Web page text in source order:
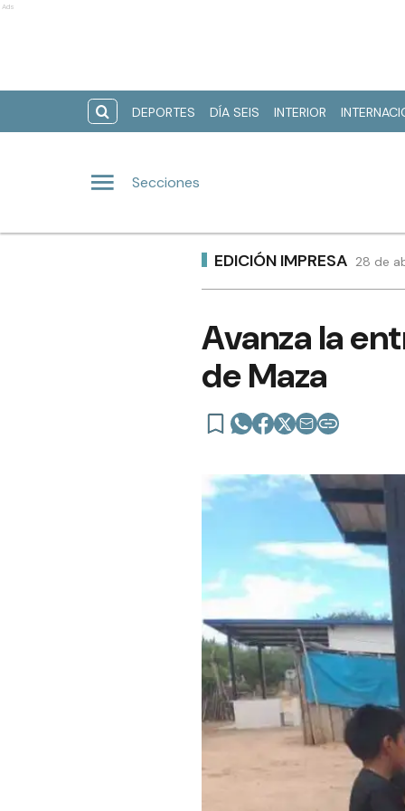
Ads
DEPORTES DÍA SEIS INTERIOR
Secciones
EDICIÓN IMPRESA 28 de
Avanza la
de Maza